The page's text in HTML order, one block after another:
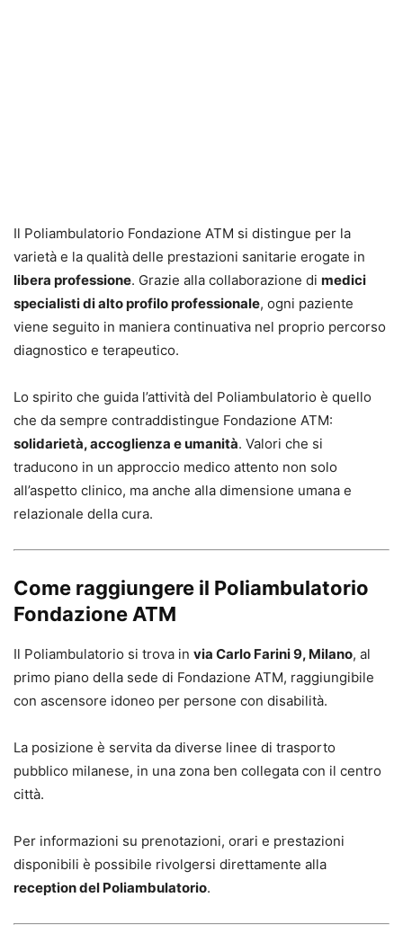
Il Poliambulatorio Fondazione ATM si distingue per la
varietà e la qualità delle prestazioni sanitarie erogate in
libera professione. Grazie alla collaborazione di medici
specialisti di alto profilo professionale, ogni paziente
viene seguito in maniera continuativa nel proprio percorso
diagnostico e terapeutico.
Lo spirito che guida l’attività del Poliambulatorio è quello
che da sempre contraddistingue Fondazione ATM:
solidarietà, accoglienza e umanità. Valori che si
traducono in un approccio medico attento non solo
all’aspetto clinico, ma anche alla dimensione umana e
relazionale della cura.
Come raggiungere il Poliambulatorio
Fondazione ATM
Il Poliambulatorio si trova in via Carlo Farini 9, Milano, al
primo piano della sede di Fondazione ATM, raggiungibile
con ascensore idoneo per persone con disabilità.
La posizione è servita da diverse linee di trasporto
pubblico milanese, in una zona ben collegata con il centro
città.
Per informazioni su prenotazioni, orari e prestazioni
disponibili è possibile rivolgersi direttamente alla
reception del Poliambulatorio.